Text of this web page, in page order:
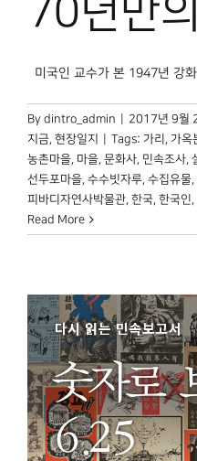
70년만
미국인 교수가 본 1947년 강
By dintro_admin 2017년 9월
지금, 현장일지 Tags: 가리 , 가옥
농촌마을, 마을, 문화사, 민속조사,
선두포마을, 수수빗자루, 수집유물,
피바디자연사박물관, 한국, 한국인,
Read More